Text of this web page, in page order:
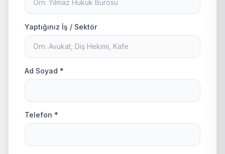
Yaptığınız İş / Sektör
Ad Soyad *
Telefon *